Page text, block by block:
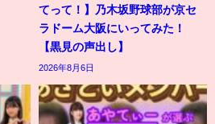
てって！】乃木坂野球部が京セ
ラドーム大阪にいってみた！
【黒見の声出し】
2026年8月6日